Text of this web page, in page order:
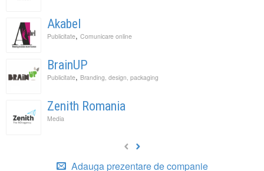
Akabel
Publicitate, Comunicare online
BrainUP
Publicitate, Branding, design, packaging
Zenith Romania
Media
Adauga prezentare de companie